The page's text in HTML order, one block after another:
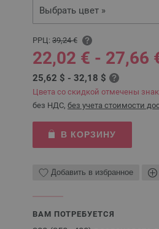
Выбрать цвет »
РРЦ: 39,24 €
22,02 € - 27,66
25,62 $ - 32,18 $
Цвета со скидкой отмечены
без НДС, без учета стоимости
В КОРЗИНУ
Добавить в избранное
ВАМ ПОТРЕБУЕТСЯ